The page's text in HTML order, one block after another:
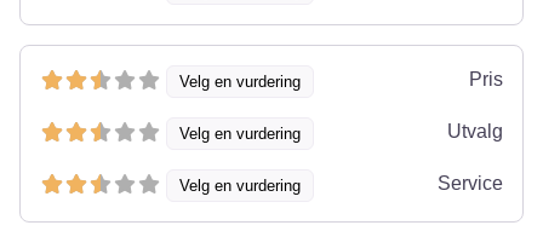
Velg en vurdering Pris
Velg en vurdering Utvalg
Velg en vurdering Service